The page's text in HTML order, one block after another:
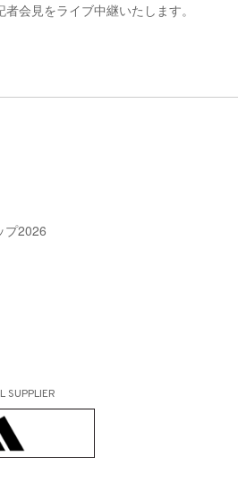
会見をライブ中継いたします。
プ2026
SUPPLIER